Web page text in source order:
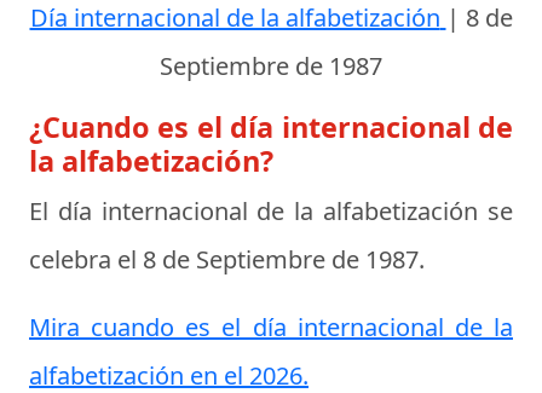
Día internacional de la alfabetización | 8 de
Septiembre de 1987
¿Cuando es el día internacional de
la alfabetización?
El día internacional de la alfabetización se
celebra el 8 de Septiembre de 1987.
Mira cuando es el día internacional de la
alfabetización en el 2026.